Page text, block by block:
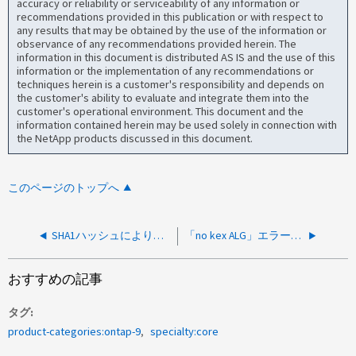
accuracy or reliability or serviceability of any information or
recommendations provided in this publication or with respect to
any results that may be obtained by the use of the information or
observance of any recommendations provided herein. The
information in this document is distributed AS IS and the use of this
information or the implementation of any recommendations or
techniques herein is a customer's responsibility and depends on
the customer's ability to evaluate and integrate them into the
customer's operational environment. This document and the
information contained herein may be used solely in connection with
the NetApp products discussed in this document.
このページのトップへ
SHA1ハッシュにより、セキュリティスキャンでSSH RSAキーにフラグが設定される 「no kex ALG」エラーが原因でSSHアクセスが失敗します
おすすめの記事
タグ
product-categories:ontap-9
specialty:core